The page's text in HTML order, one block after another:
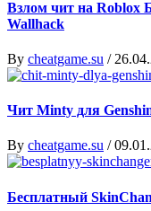
Взлом чит на Roblox
Wallhack
By cheatgame.su /
Чит Minty для
By cheatgame.su /
Бесплатный